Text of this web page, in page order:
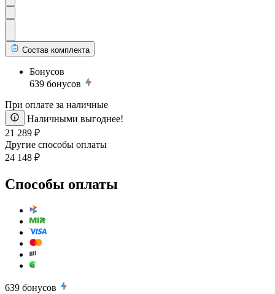
Состав комплекта
Бонусов
639 бонусов
При оплате за наличные
Наличными выгоднее!
21 289 ₽
Другие способы оплаты
24 148 ₽
Способы оплаты
639 бонусов